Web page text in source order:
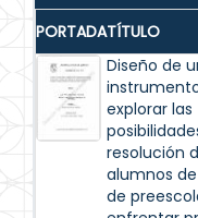
PORTADATÍTULO
Diseño de
explorar las
resolución
alumnos
de